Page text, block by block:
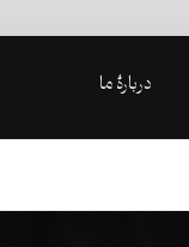
دربارۀ ما